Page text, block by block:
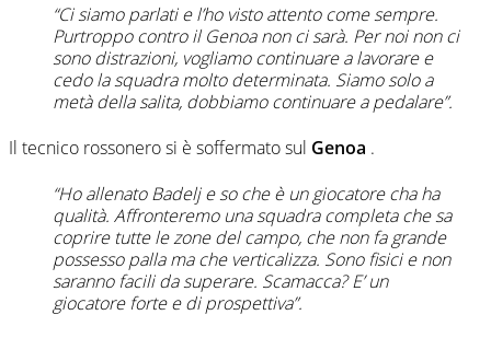
“Ci siamo parlati e l’ho visto attento come sempre.
Purtroppo contro il Genoa non ci sarà. Per noi non ci
sono distrazioni, vogliamo continuare a lavorare e
cedo la squadra molto determinata. Siamo solo a
metà della salita, dobbiamo continuare a pedalare”.
Il tecnico rossonero si è soffermato sul Genoa .
“Ho allenato Badelj e so che è un giocatore cha ha
qualità. Affronteremo una squadra completa che sa
coprire tutte le zone del campo, che non fa grande
possesso palla ma che verticalizza. Sono fisici e non
saranno facili da superare. Scamacca? E’ un
giocatore forte e di prospettiva”.